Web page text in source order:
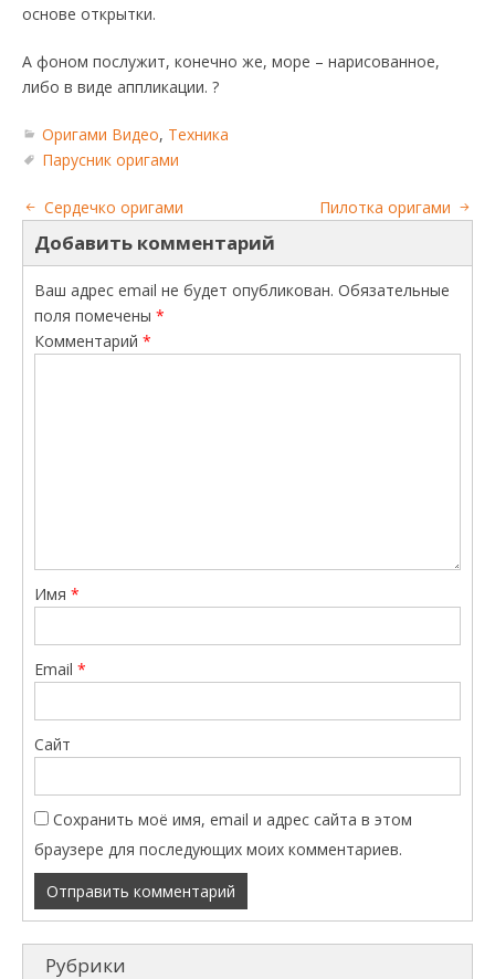
основе открытки.
А фоном послужит, конечно же, море – нарисованное,
либо в виде аппликации. ?
Оригами Видео, Техника
Парусник оригами
Сердечко оригами Пилотка оригами
Добавить комментарий
Ваш адрес email не будет опубликован. Обязательные
поля помечены *
Комментарий *
Имя *
Email *
Сайт
Сохранить моё имя, email и адрес сайта в этом
браузере для последующих моих комментариев.
Рубрики